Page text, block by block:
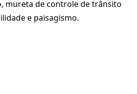
mureta de controle de trânsito
e paisagismo.